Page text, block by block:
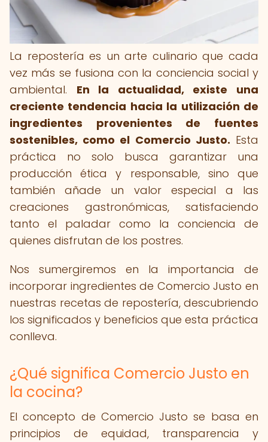
La repostería es un arte culinario que cada
vez más se fusiona con la conciencia social y
ambiental. En la actualidad, existe una
creciente tendencia hacia la utilización de
ingredientes provenientes de fuentes
sostenibles, como el Comercio Justo. Esta
práctica no solo busca garantizar una
producción ética y responsable, sino que
también añade un valor especial a las
creaciones gastronómicas, satisfaciendo
tanto el paladar como la conciencia de
quienes disfrutan de los postres.
Nos sumergiremos en la importancia de
incorporar ingredientes de Comercio Justo en
nuestras recetas de repostería, descubriendo
los significados y beneficios que esta práctica
conlleva.
¿Qué significa Comercio Justo en
la cocina?
El concepto de Comercio Justo se basa en
principios de equidad, transparencia y